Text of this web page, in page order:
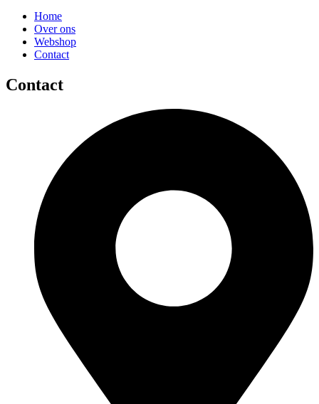
Home
Over ons
Webshop
Contact
Contact